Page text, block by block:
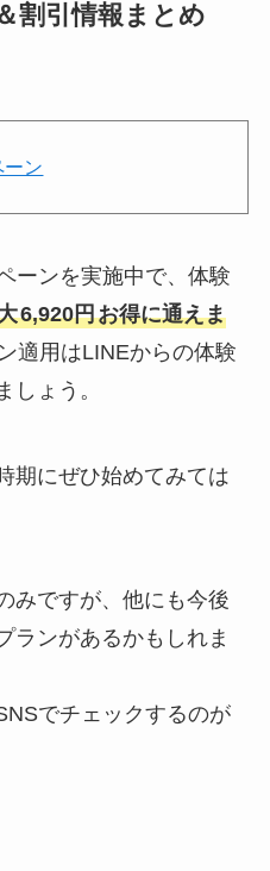
割引情報まとめ
ン
ーンを実施中で、体験
6,920円お得に通えま
適用はLINEからの体験
しょう。
期にぜひ始めてみては
みですが、他にも今後
ランがあるかもしれま
でチェックするのが